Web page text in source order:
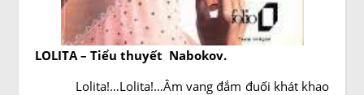
LOLITA– Tiểu thuyết Nabokov.
Lolita!…Lolita!…Âm vang đắm đuối khát khao